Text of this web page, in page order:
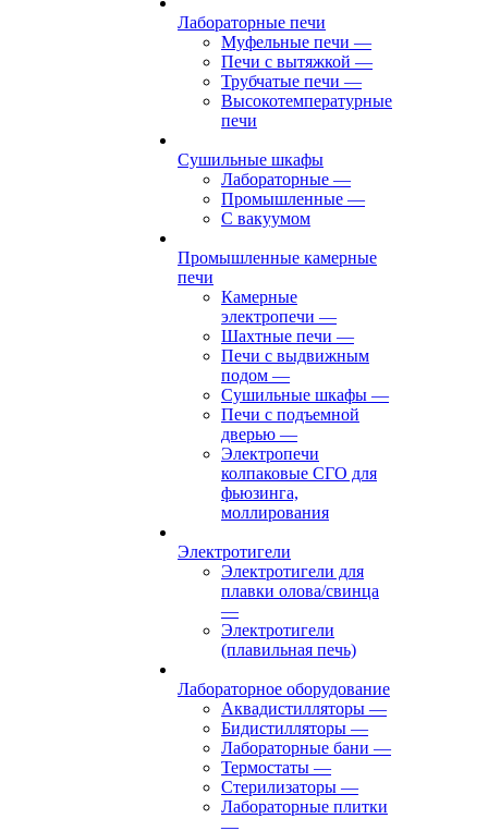
Лабораторные печи
Муфельные печи —
Печи с вытяжкой —
Трубчатые печи —
Высокотемпературные
печи
Сушильные шкафы
Лабораторные —
Промышленные —
С вакуумом
Промышленные камерные
печи
Камерные
электропечи —
Шахтные печи —
Печи с выдвижным
подом —
Сушильные шкафы —
Печи с подъемной
дверью —
Электропечи
колпаковые СГО для
фьюзинга,
моллирования
Электротигели
Электротигели для
плавки олова/свинца
—
Электротигели
(плавильная печь)
Лабораторное оборудование
Аквадистилляторы —
Бидистилляторы —
Лабораторные бани —
Термостаты —
Стерилизаторы —
Лабораторные плитки
—